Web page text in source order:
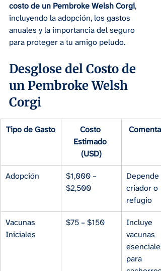
costo de un Pembroke Welsh Corgi,
incluyendo la adopción, los gastos
anuales y la importancia del seguro
para proteger a tu amigo peludo.
Desglose del Costo de
un Pembroke Welsh
Corgi
Tipo de Gasto
Costo
Estimado
(USD)
Adopción
$1,000 –
$2,500
Depende
criador o
refugio
Vacunas
Iniciales
$75 – $150
Incluye
vacunas
esenciales
para